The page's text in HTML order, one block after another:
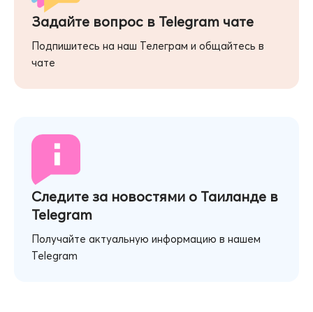
Задайте вопрос в Telegram чате
Подпишитесь на наш Телеграм и общайтесь в
чате
Следите за новостями о Таиланде в
Telegram
Получайте актуальную информацию в нашем
Telegram